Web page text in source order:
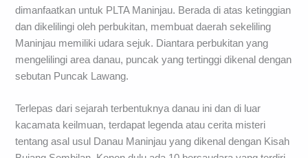
dimanfaatkan untuk PLTA Maninjau. Berada di atas ketinggian
dan dikelilingi oleh perbukitan, membuat daerah sekeliling
Maninjau memiliki udara sejuk. Diantara perbukitan yang
mengelilingi area danau, puncak yang tertinggi dikenal dengan
sebutan Puncak Lawang.
Terlepas dari sejarah terbentuknya danau ini dan di luar
kacamata keilmuan, terdapat legenda atau cerita misteri
tentang asal usul Danau Maninjau yang dikenal dengan Kisah